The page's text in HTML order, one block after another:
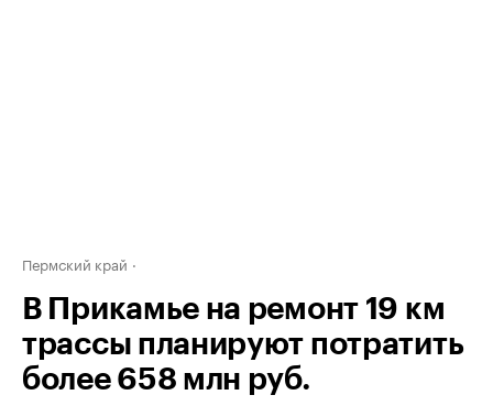
Пермский край
В Прикамье на ремонт 19 км
трассы планируют потратить
более 658 млн руб.